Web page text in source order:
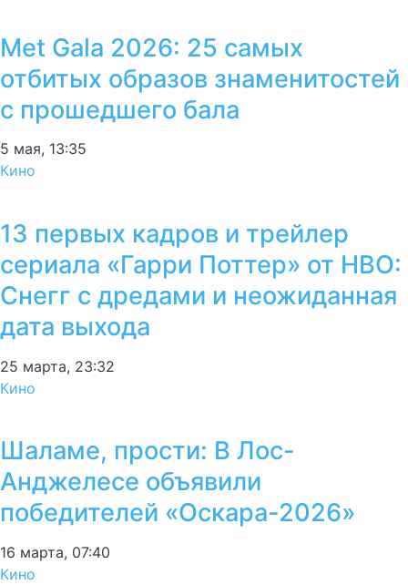
Met Gala 2026: 25 самых
отбитых образов знаменитостей
с прошедшего бала
5 мая, 13:35
Кино
13 первых кадров и трейлер
сериала «Гарри Поттер» от HBO:
Снегг с дредами и неожиданная
дата выхода
25 марта, 23:32
Кино
Шаламе, прости: В Лос-
Анджелесе объявили
победителей «Оскара-2026»
16 марта, 07:40
Кино